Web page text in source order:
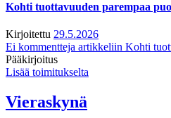
Kohti tuottavuuden parempaa
Kirjoitettu 29.5.2026
Ei kommentteja artikkeliin Kohti
Pääkirjoitus
Lisää toimitukselta
Vieraskynä